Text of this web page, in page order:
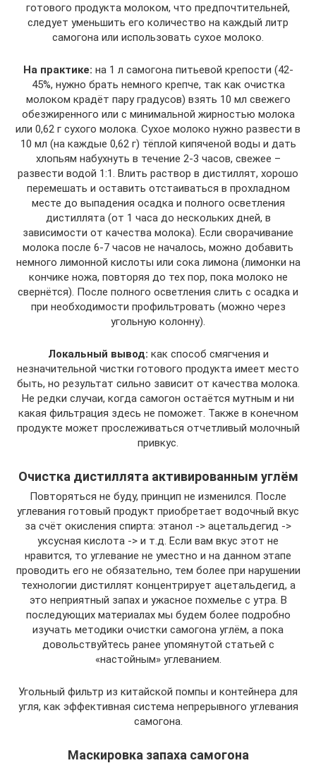
готового продукта молоком, что предпочтительней,
следует уменьшить его количество на каждый литр
самогона или использовать сухое молоко.
На практике: на 1 л самогона питьевой крепости (42-
45%, нужно брать немного крепче, так как очистка
молоком крадёт пару градусов) взять 10 мл свежего
обезжиренного или с минимальной жирностью молока
или 0,62 г сухого молока. Сухое молоко нужно развести в
10 мл (на каждые 0,62 г) тёплой кипяченой воды и дать
хлопьям набухнуть в течение 2-3 часов, свежее –
развести водой 1:1. Влить раствор в дистиллят, хорошо
перемешать и оставить отстаиваться в прохладном
месте до выпадения осадка и полного осветления
дистиллята (от 1 часа до нескольких дней, в
зависимости от качества молока). Если сворачивание
молока после 6-7 часов не началось, можно добавить
немного лимонной кислоты или сока лимона (лимонки на
кончике ножа, повторяя до тех пор, пока молоко не
свернётся). После полного осветления слить с осадка и
при необходимости профильтровать (можно через
угольную колонну).
Локальный вывод: как способ смягчения и
незначительной чистки готового продукта имеет место
быть, но результат сильно зависит от качества молока.
Не редки случаи, когда самогон остаётся мутным и ни
какая фильтрация здесь не поможет. Также в конечном
продукте может прослеживаться отчетливый молочный
привкус.
Очистка дистиллята активированным углём
Повторяться не буду, принцип не изменился. После
углевания готовый продукт приобретает водочный вкус
за счёт окисления спирта: этанол -> ацетальдегид ->
уксусная кислота -> и т.д. Если вам вкус этот не
нравится, то углевание не уместно и на данном этапе
проводить его не обязательно, тем более при нарушении
технологии дистиллят концентрирует ацетальдегид, а
это неприятный запах и ужасное похмелье с утра. В
последующих материалах мы будем более подробно
изучать методики очистки самогона углём, а пока
довольствуйтесь ранее упомянутой статьей с
«настойным» углеванием.
Угольный фильтр из китайской помпы и контейнера для
угля, как эффективная система непрерывного углевания
самогона.
Маскировка запаха самогона